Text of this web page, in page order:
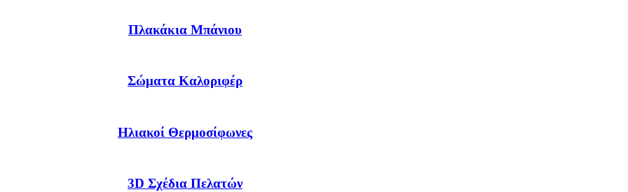
Πλακάκια Μπάνιου
Σώματα Καλοριφέρ
Ηλιακοί Θερμοσίφωνες
3D Σχέδια Πελατών